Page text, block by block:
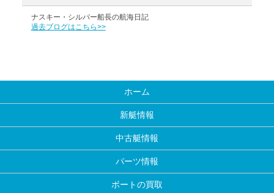
ナスキー・シルバー船長の航海日記
過去ブログはこちら>>
ホーム
新艇情報
中古艇情報
パーツ情報
ボートの買取